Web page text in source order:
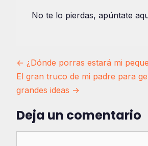
No te lo pierdas, apúntate
Navegación
de
entradas
← ¿Dónde porras estará mi
El gran truco de mi padre para
grandes ideas →
Deja un comentario